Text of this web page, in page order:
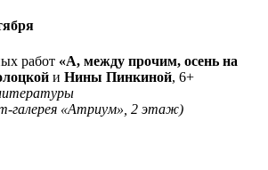
работ «А, между прочим, осень на
и Нины Пинкиной, 6+
галерея «Атриум», 2 этаж)